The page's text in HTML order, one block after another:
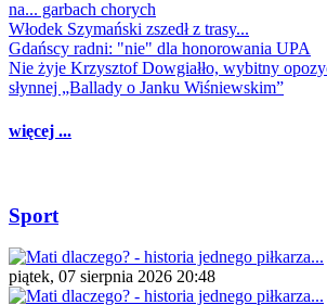
na... garbach chorych
Włodek Szymański zszedł z trasy...
Gdańscy radni: "nie" dla honorowania UPA
Nie żyje Krzysztof Dowgiałło, wybitny
słynnej „Ballady o Janku Wiśniewskim”
więcej ...
Sport
piątek, 07 sierpnia 2026 20:48